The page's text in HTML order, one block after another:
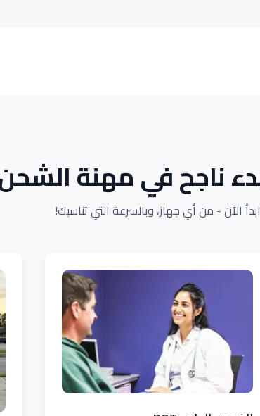
ابدأ الآن - من أي جهاز، وبالسرعة التي تناسبك!